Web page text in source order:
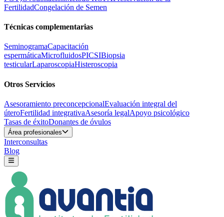
FertilidadCongelación de Semen
Técnicas complementarias
SeminogramaCapacitación
espermáticaMicrofluidosPICSIBiopsia
testicularLaparoscopiaHisteroscopia
Otros Servicios
Asesoramiento preconcepcionalEvaluación integral del
úteroFertilidad integrativaAsesoría legalApoyo psicológico
Tasas de éxitoDonantes de óvulos
Área profesionales
Interconsultas
Blog